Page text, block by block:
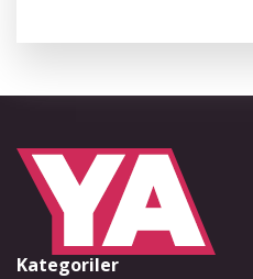
Kategoriler